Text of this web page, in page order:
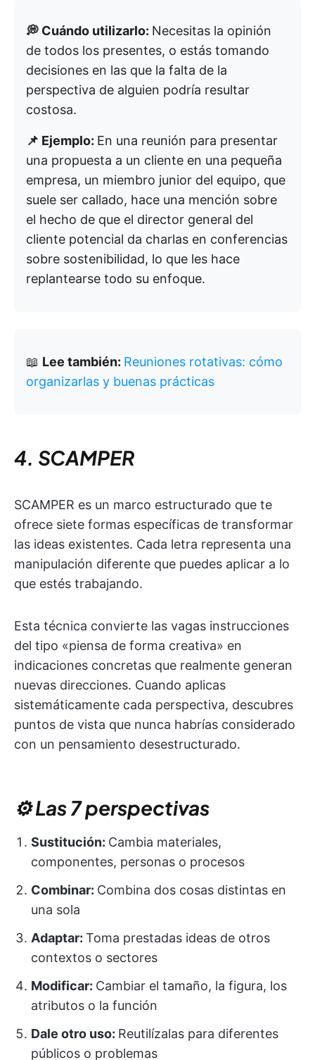
💭 Cuándo utilizarlo: Necesitas la opinión
de todos los presentes, o estás tomando
decisiones en las que la falta de la
perspectiva de alguien podría resultar
costosa.
📌 Ejemplo: En una reunión para presentar
una propuesta a un cliente en una pequeña
empresa, un miembro junior del equipo, que
suele ser callado, hace una mención sobre
el hecho de que el director general del
cliente potencial da charlas en conferencias
sobre sostenibilidad, lo que les hace
replantearse todo su enfoque.
📖 Lee también: Reuniones rotativas: cómo
organizarlas y buenas prácticas
4. SCAMPER
SCAMPER es un marco estructurado que te
ofrece siete formas específicas de transformar
las ideas existentes. Cada letra representa una
manipulación diferente que puedes aplicar a lo
que estés trabajando.
Esta técnica convierte las vagas instrucciones
del tipo «piensa de forma creativa» en
indicaciones concretas que realmente generan
nuevas direcciones. Cuando aplicas
sistemáticamente cada perspectiva, descubres
puntos de vista que nunca habrías considerado
con un pensamiento desestructurado.
⚙️ Las 7 perspectivas
Sustitución: Cambia materiales,
componentes, personas o procesos
Combinar: Combina dos cosas distintas en
una sola
Adaptar: Toma prestadas ideas de otros
contextos o sectores
Modificar: Cambiar el tamaño, la figura, los
atributos o la función
Dale otro uso: Reutilízalas para diferentes
públicos o problemas